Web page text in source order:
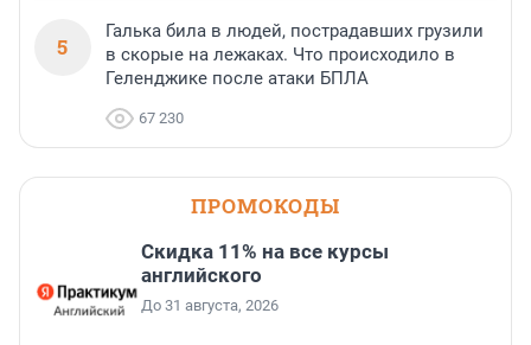
5
Галька била в людей, пострадавших грузили
в скорые на лежаках. Что происходило в
Геленджике после атаки БПЛА
67 230
ПРОМОКОДЫ
Скидка 11% на все курсы
английского
До 31 августа, 2026